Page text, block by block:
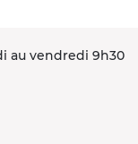
au vendredi 9h30